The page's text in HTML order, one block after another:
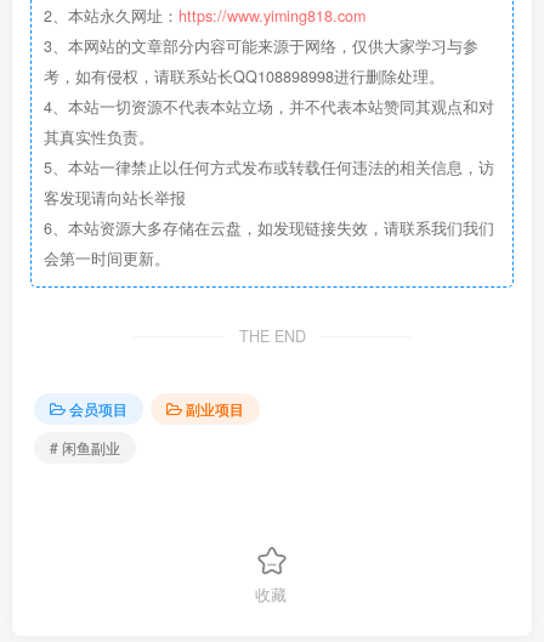
2、本站永久网址： https://www.yiming818.com
3、本网站的文章部分内容可能来源于网络，仅供大家学习与参
考，如有侵权，请联系站长QQ108898998进行删除处理。
4、本站一切资源不代表本站立场，并不代表本站赞同其观点和对
其真实性负责。
5、本站一律禁止以任何方式发布或转载任何违法的相关信息，访
客发现请向站长举报
6、本站资源大多存储在云盘，如发现链接失效，请联系我们我们
会第一时间更新。
THE END
会员项目
副业项目
# 闲鱼副业
收藏